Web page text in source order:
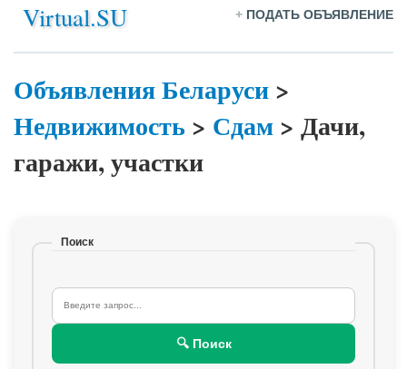
Virtual.SU + ПОДАТЬ ОБЪЯВЛЕНИЕ
Объявления Беларуси>
Недвижимость > Сдам> Дачи,
гаражи, участки
Поиск
🔍 Поиск